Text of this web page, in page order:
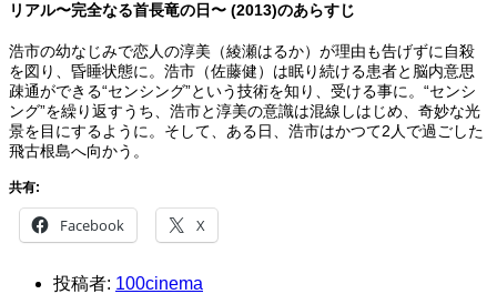
リアル〜完全なる首長竜の日〜 (2013)のあらすじ
浩市の幼なじみで恋人の淳美（綾瀬はるか）が理由も告げずに自殺
を図り、昏睡状態に。浩市（佐藤健）は眠り続ける患者と脳内意思
疎通ができる“センシング”という技術を知り、受ける事に。“センシ
ング”を繰り返すうち、浩市と淳美の意識は混線しはじめ、奇妙な光
景を目にするように。そして、ある日、浩市はかつて2人で過ごした
飛古根島へ向かう。
共有:
Facebook X
投稿者: 100cinema